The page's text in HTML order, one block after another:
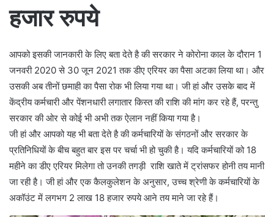
हजार रुपये
आपको इसकी जानकारी के लिए बता देते है की सरकार ने कोरोना काल के दौरान 1
जनवरी 2020 से 30 जून 2021 तक डीए एरियर का पैसा अटका लिया था। और
उसकी अब तीनों छमाही का पैसा रोक भी लिया गया था। जी हां और उसके बाद में
केंद्रीय कर्मचारी और पेंशनधारी लगातार किस्त की राशि की मांग कर रहे हैं, परन्तु
सरकार की ओर से कोई भी अभी तक ऐलान नहीं किया गया है।
जी हां और आपको यह भी बता देते है की कर्मचारियों के संगठनों और सरकार के
प्रतिनिधियों के बीच बहुत बार इस पर चर्चा भी हो चुकी है। यदि कर्मचारियों को 18
महीने का डीए एरियर मिलेगा तो उनकी तगड़ी राशि खाते में ट्रांसफर होनी तय मानी
जा रही है। जी हां और एक कैलकुलेशन के अनुसार, उच्च श्रेणी के कर्मचारियों के
अकॉउंट में लगभग 2 लाख 18 हजार रुपये आने तय माने जा रहे हैं।